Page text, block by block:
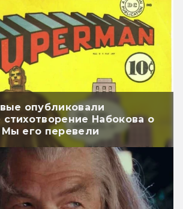
опубликовали
Набокова о
его перевели